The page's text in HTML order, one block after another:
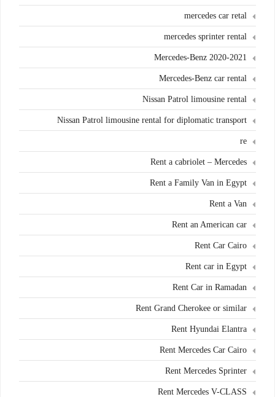
mercedes car retal
mercedes sprinter rental
Mercedes-Benz 2020-2021
Mercedes-Benz car rental
Nissan Patrol limousine rental
Nissan Patrol limousine rental for diplomatic transport
re
Rent a cabriolet – Mercedes
Rent a Family Van in Egypt
Rent a Van
Rent an American car
Rent Car Cairo
Rent car in Egypt
Rent Car in Ramadan
Rent Grand Cherokee or similar
Rent Hyundai Elantra
Rent Mercedes Car Cairo
Rent Mercedes Sprinter
Rent Mercedes V-CLASS